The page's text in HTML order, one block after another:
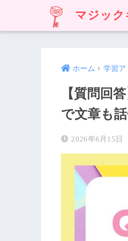
マジッ
ホーム 学習ア
【質問回
で文章も
2026年6月15日